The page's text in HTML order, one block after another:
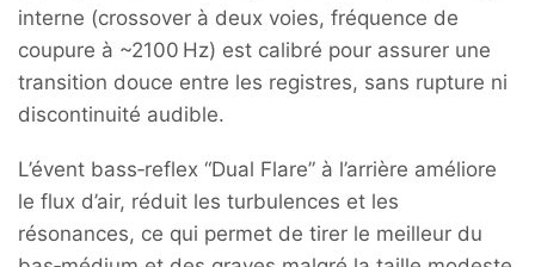
interne (crossover à deux voies, fréquence de
coupure à ~2100 Hz) est calibré pour assurer une
transition douce entre les registres, sans rupture ni
discontinuité audible.
L’évent bass‑reflex “Dual Flare” à l’arrière améliore
le flux d’air, réduit les turbulences et les
résonances, ce qui permet de tirer le meilleur du